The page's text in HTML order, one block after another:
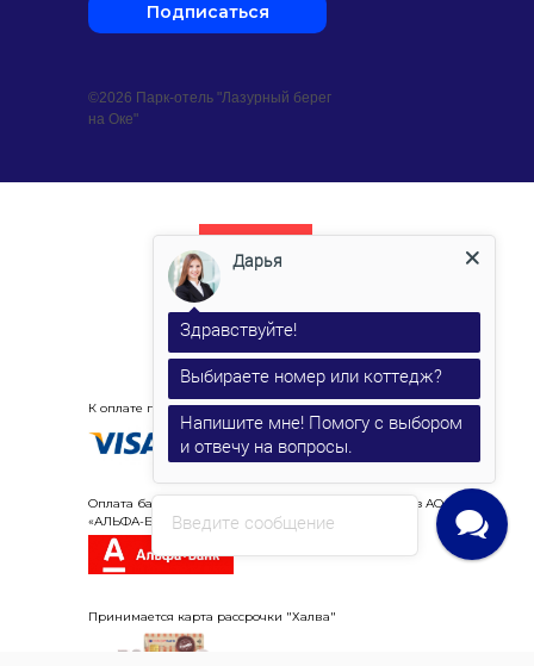
©2026 Парк-отель "Лазурный берег
на Оке"
Подписаться
К оплате принимаются карты VISA, MasterCard, «Мир».
Оплата банковскими картами осуществляется через АО
«АЛЬФА-БАНК»
Принимается карта рассрочки "Халва"
Введите сообщение
Дарья
Здравствуйте!
Выбираете номер или коттедж?
Напишите мне! Помогу с выбором
и отвечу на вопросы.